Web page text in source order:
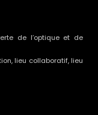
de l’optique et de
lieu collaboratif, lieu